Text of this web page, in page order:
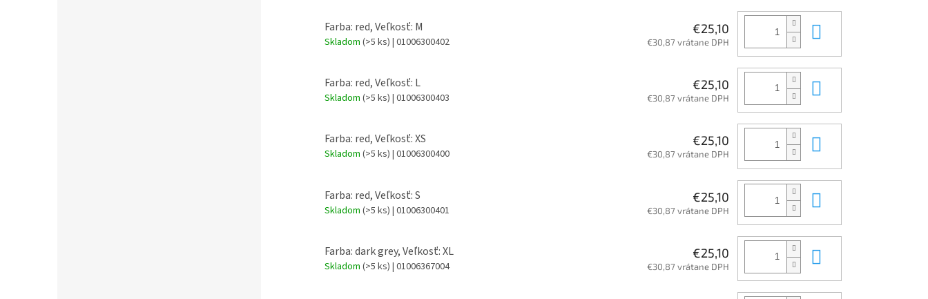
Farba: red, Veľkosť: M
Skladom (>5 ks) | 01006300402
€25,10
€30,87 vrátane DPH
Farba: red, Veľkosť: L
Skladom (>5 ks) | 01006300403
€25,10
€30,87 vrátane DPH
Farba: red, Veľkosť: XS
Skladom (>5 ks) | 01006300400
€25,10
€30,87 vrátane DPH
Farba: red, Veľkosť: S
Skladom (>5 ks) | 01006300401
€25,10
€30,87 vrátane DPH
Farba: dark grey, Veľkosť: XL
Skladom (>5 ks) | 01006367004
€25,10
€30,87 vrátane DPH